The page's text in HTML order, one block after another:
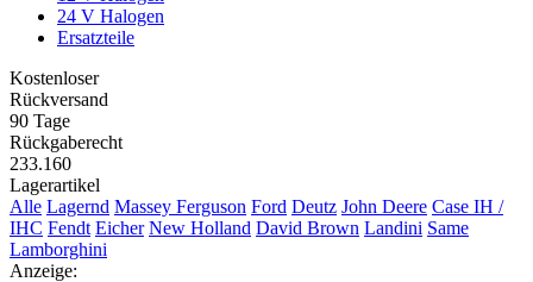
24 V Halogen
Ersatzteile
Kostenloser
Rückversand
90 Tage
Rückgaberecht
233.160
Lagerartikel
Alle Lagernd Massey Ferguson Ford Deutz John Deere Case IH /
IHC Fendt Eicher New Holland David Brown Landini Same
Lamborghini
Anzeige: